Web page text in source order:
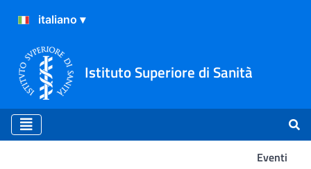
Istituto Superiore di Sanità
Eventi